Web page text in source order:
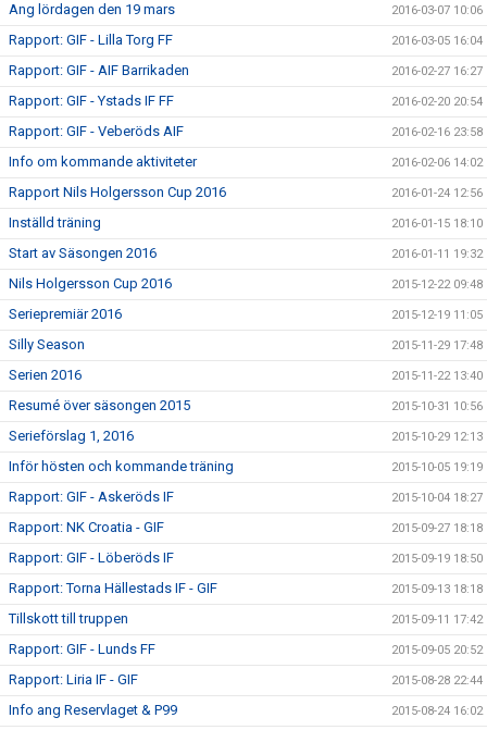
Ang lördagen den 19 mars 2016-03-07 10:06
Rapport: GIF - Lilla Torg FF 2016-03-05 16:04
Rapport: GIF - AIF Barrikaden 2016-02-27 16:27
Rapport: GIF - Ystads IF FF 2016-02-20 20:54
Rapport: GIF - Veberöds AIF 2016-02-16 23:58
Info om kommande aktiviteter 2016-02-06 14:02
Rapport Nils Holgersson Cup 2016 2016-01-24 12:56
Inställd träning 2016-01-15 18:10
Start av Säsongen 2016 2016-01-11 19:32
Nils Holgersson Cup 2016 2015-12-22 09:48
Seriepremiär 2016 2015-12-19 11:05
Silly Season 2015-11-29 17:48
Serien 2016 2015-11-22 13:40
Resumé över säsongen 2015 2015-10-31 10:56
Serieförslag 1, 2016 2015-10-29 12:13
Inför hösten och kommande träning 2015-10-05 19:19
Rapport: GIF - Askeröds IF 2015-10-04 18:27
Rapport: NK Croatia - GIF 2015-09-27 18:18
Rapport: GIF - Löberöds IF 2015-09-19 18:50
Rapport: Torna Hällestads IF - GIF 2015-09-13 18:18
Tillskott till truppen 2015-09-11 17:42
Rapport: GIF - Lunds FF 2015-09-05 20:52
Rapport: Liria IF - GIF 2015-08-28 22:44
Info ang Reservlaget & P99 2015-08-24 16:02